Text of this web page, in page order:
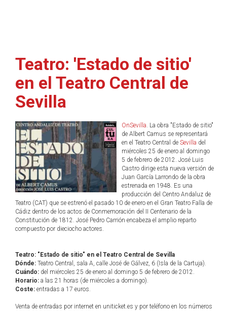
Teatro: 'Estado de sitio'
en el Teatro Central de
Sevilla
OnSevilla. La obra "Estado de sitio"
de Albert Camus se representará
en el Teatro Central de Sevilla del
miércoles 25 de enero al domingo
5 de febrero de 2012. José Luis
Castro dirige esta nueva versión de
Juan García Larrondo de la obra
estrenada en 1948. Es una
producción del Centro Andaluz de
Teatro (CAT) que se estrenó el pasado 10 de enero en el Gran Teatro Falla de
Cádiz dentro de los actos de Conmemoración del II Centenario de la
Constitución de 1812. José Pedro Carrión encabeza el amplio reparto
compuesto por dieciocho actores.
Teatro: "Estado de sitio" en el Teatro Central de Sevilla
Dónde: Teatro Central, sala A, calle José de Gálvez, 6 (Isla de la Cartuja).
Cuándo: del miércoles 25 de enero al domingo 5 de febrero de 2012.
Horario: a las 21 horas (de miércoles a domingo).
Coste: entradas a 17 euros.
Venta de entradas por internet en uniticket.es y por teléfono en los números